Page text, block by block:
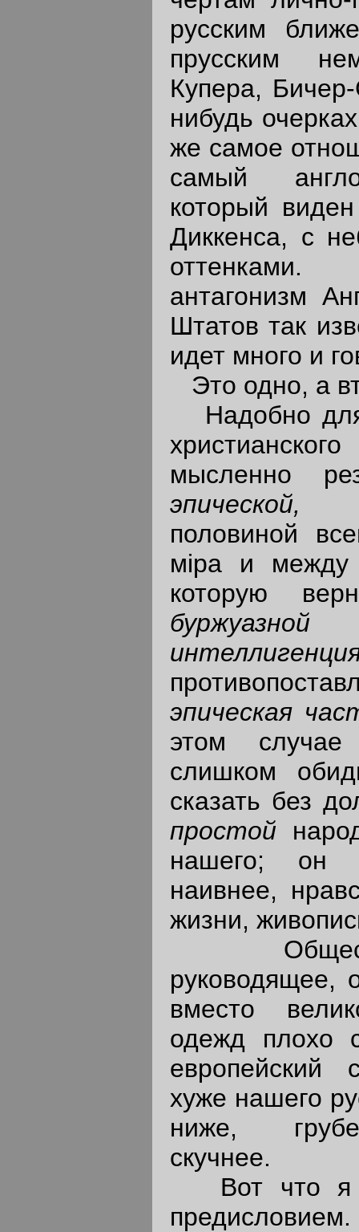
русским
прусским
Купера,
нибудь
же самое
самый
который
Диккенса, с
антагонизм
Штатов так
идет много и
Это одно, а
Надобно для
мысленно
половиной
мiра и между
которую
эпическая
этом
слишком
сказать без
простой
нашего; он
наивнее,
жизни,
руководящее,
вместо
одежд плохо
европейский
хуже нашего
ниже,
скучнее.
Вот что я
предисловием.